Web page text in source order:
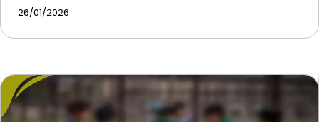
26/01/2026